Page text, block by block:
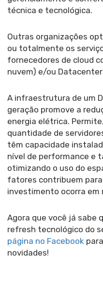
técnica e tecnológica.
Outras organizações
ou totalmente os
fornecedores de cloud
nuvem) e/ou
A infraestrutura de um
geração promove a
energia elétrica.
quantidade de
têm capacidade
nível de performance e
otimizando o uso do
fatores contribuem
investimento ocorra em
Agora que você já sabe
refresh tecnológico do
página no Facebook
novidades!